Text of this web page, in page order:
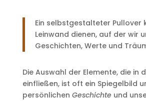
Ein selbstgestalteter Pullover
Leinwand dienen, auf der wir
Geschichten, Werte und
Die Auswahl der Elemente, die in
einfließen, ist oft ein Spiegelbild
persönlichen Geschichte und